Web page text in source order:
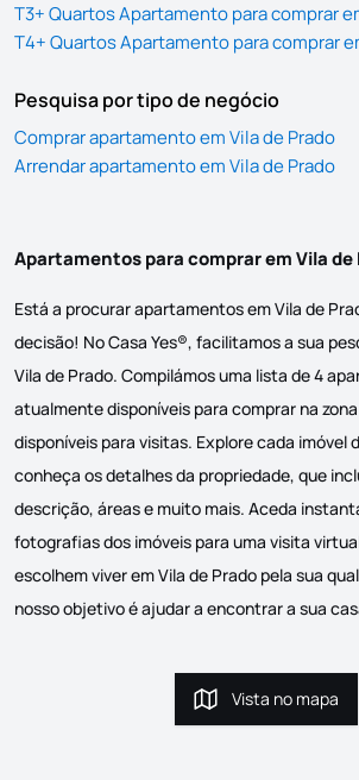
T3+ Quartos Apartamento para comprar
T4+ Quartos Apartamento para comprar
Pesquisa por tipo de negócio
Comprar apartamento em Vila de Prado
Arrendar apartamento em Vila de Prado
Apartamentos para comprar em Vila de
Está a procurar apartamentos em Vila de
decisão! No Casa Yes®, facilitamos a sua
Vila de Prado. Compilámos uma lista de 4
atualmente disponíveis para comprar na
disponíveis para visitas. Explore cada imóvel
conheça os detalhes da propriedade, que
descrição, áreas e muito mais. Aceda
fotografias dos imóveis para uma visita
escolhem viver em Vila de Prado pela sua
nosso objetivo é ajudar a encontrar a sua
Vista no mapa
Vista no mapa